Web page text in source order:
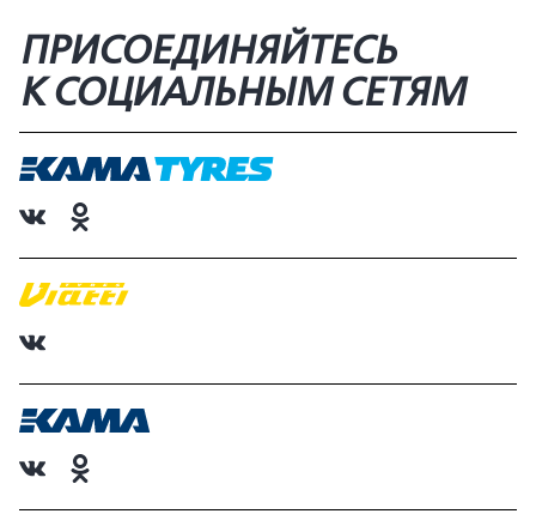
ПРИСОЕДИНЯЙТЕСЬ
К СОЦИАЛЬНЫМ СЕТЯМ